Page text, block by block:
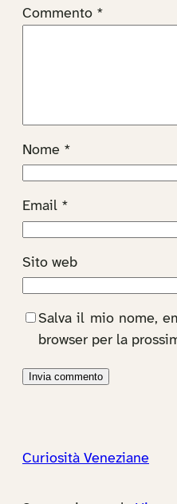
Commento *
Nome *
Email *
Sito web
Salva il mio nome,
browser per la
Curiosità Veneziane